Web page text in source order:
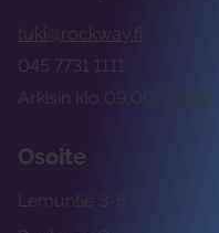
tuki@rockway.fi
Arkisin klo 09:00 -15:00
045 7731 1111
Osoite
Lemuntie 3-5